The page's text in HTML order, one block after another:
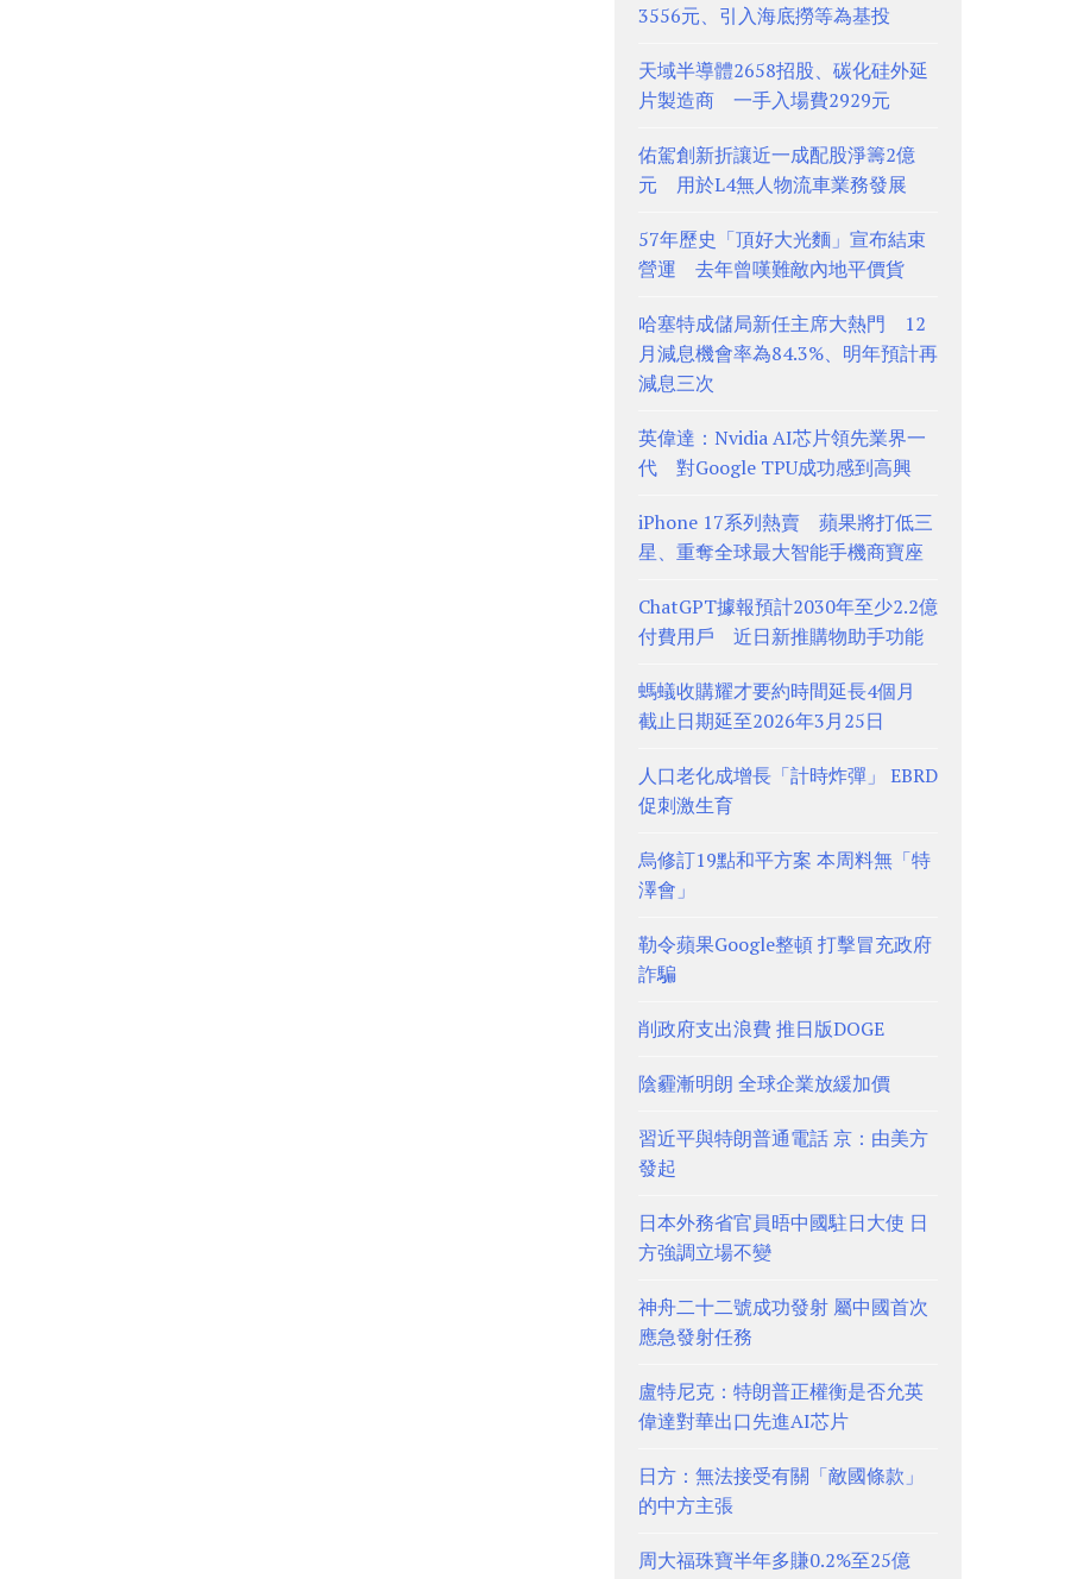
3556元、引入海底撈等為基投
天域半導體2658招股、碳化硅外延
片製造商 一手入場費2929元
佑駕創新折讓近一成配股淨籌2億
元 用於L4無人物流車業務發展
57年歷史「頂好大光麵」宣布結束
營運 去年曾嘆難敵內地平價貨
哈塞特成儲局新任主席大熱門 12
月減息機會率為84.3%、明年預計再
減息三次
英偉達：Nvidia AI芯片領先業界一
代 對Google TPU成功感到高興
iPhone 17系列熱賣 蘋果將打低三
星、重奪全球最大智能手機商寶座
ChatGPT據報預計2030年至少2.2億
付費用戶 近日新推購物助手功能
螞蟻收購耀才要約時間延長4個月
截止日期延至2026年3月25日
人口老化成增長「計時炸彈」 EBRD
促刺激生育
烏修訂19點和平方案 本周料無「特
澤會」
勒令蘋果Google整頓 打擊冒充政府
詐騙
削政府支出浪費 推日版DOGE
陰霾漸明朗 全球企業放緩加價
習近平與特朗普通電話 京：由美方
發起
日本外務省官員晤中國駐日大使 日
方強調立場不變
神舟二十二號成功發射 屬中國首次
應急發射任務
盧特尼克：特朗普正權衡是否允英
偉達對華出口先進AI芯片
日方：無法接受有關「敵國條款」
的中方主張
周大福珠寶半年多賺0.2%至25億